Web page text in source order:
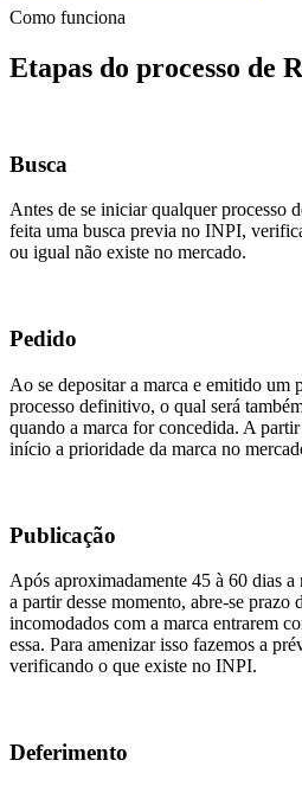
Como funciona
Etapas do processo de
Busca
Antes de se iniciar qualquer processo
feita uma busca previa no INPI,
ou igual não existe no mercado.
Pedido
Ao se depositar a marca e emitido um
processo definitivo, o qual será
quando a marca for concedida. A
início a prioridade da marca no
Publicação
Após aproximadamente 45 à 60 dias
a partir desse momento, abre-se prazo
incomodados com a marca entrarem
essa. Para amenizar isso fazemos a
verificando o que existe no INPI.
Deferimento